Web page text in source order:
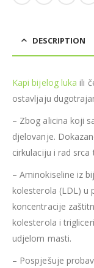
DESCRIPTION
Kapi bijelog luka ili
ostavljaju
– Zbog alicina koji
djelovanje.
cirkulaciju i rad
–Aminokiseline iz
kolesterola (LDL) u
koncentracije
kolesterola i
udjelom masti.
– Pospješuje